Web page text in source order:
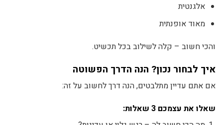
אלגנטית
מאוד אופנתית
והכי חשוב – קלה לשילוב בכל תכשיט.
איך לבחור נכון? הנה הדרך הפשוטה
אם אתם עדיין מתלבטים, הנה דרך לחשוב על זה:
שאלו את עצמכם 3 שאלות: